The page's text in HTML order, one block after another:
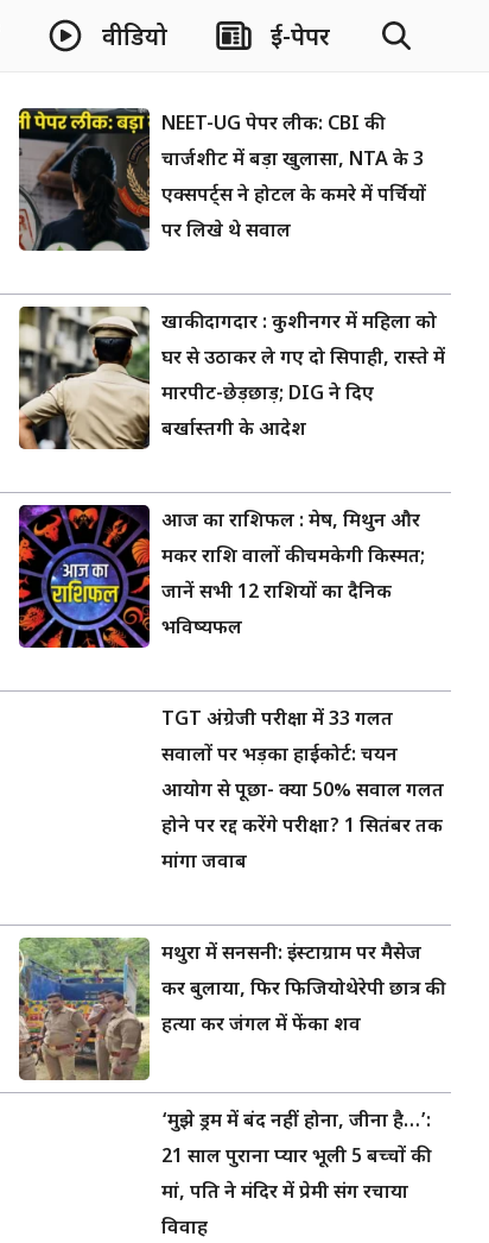
वीडियो ई-पेपर
NEET-UG पेपर लीक: CBI की
चार्जशीट में बड़ा खुलासा, NTA के 3
एक्सपर्ट्स ने होटल के कमरे में पर्चियों
पर लिखे थे सवाल
खाकी दागदार : कुशीनगर में महिला को
घर से उठाकर ले गए दो सिपाही, रास्ते में
मारपीट-छेड़छाड़; DIG ने दिए
बर्खास्तगी के आदेश
आज का राशिफल : मेष, मिथुन और
मकर राशि वालों की चमकेगी किस्मत;
जानें सभी 12 राशियों का दैनिक
भविष्यफल
TGT अंग्रेजी परीक्षा में 33 गलत
सवालों पर भड़का हाईकोर्ट: चयन
आयोग से पूछा- क्या 50% सवाल गलत
होने पर रद्द करेंगे परीक्षा? 1 सितंबर तक
मांगा जवाब
मथुरा में सनसनी: इंस्टाग्राम पर मैसेज
कर बुलाया, फिर फिजियोथेरेपी छात्र की
हत्या कर जंगल में फेंका शव
‘मुझे ड्रम में बंद नहीं होना, जीना है…’:
21 साल पुराना प्यार भूली 5 बच्चों की
मां, पति ने मंदिर में प्रेमी संग रचाया
विवाह